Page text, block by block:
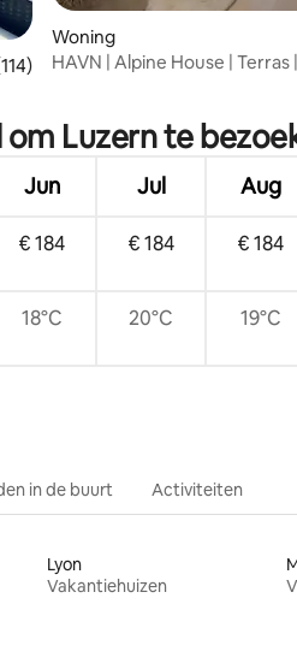
beoordeling van 4,96 uit 5, 114
Woning
HAVN | Alpine House | Terras |
Luzern te
Jun Jul Aug
€ 184 € 184 € 184
18°C 20°C 19°C
in de buurt Activiteiten
Lyon
Vakantiehuizen